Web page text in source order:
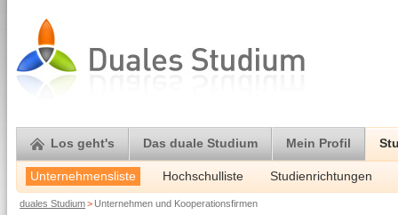
Los geht's Das duale Studium Mein Profil
Unternehmensliste Hochschulliste Studienrichtungen
duales Studium> Unternehmen und Kooperationsfirmen